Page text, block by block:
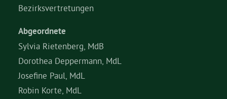
Bezirksvertretungen
Abgeordnete
Sylvia Rietenberg, MdB
Dorothea Deppermann, MdL
Josefine Paul, MdL
Robin Korte, MdL